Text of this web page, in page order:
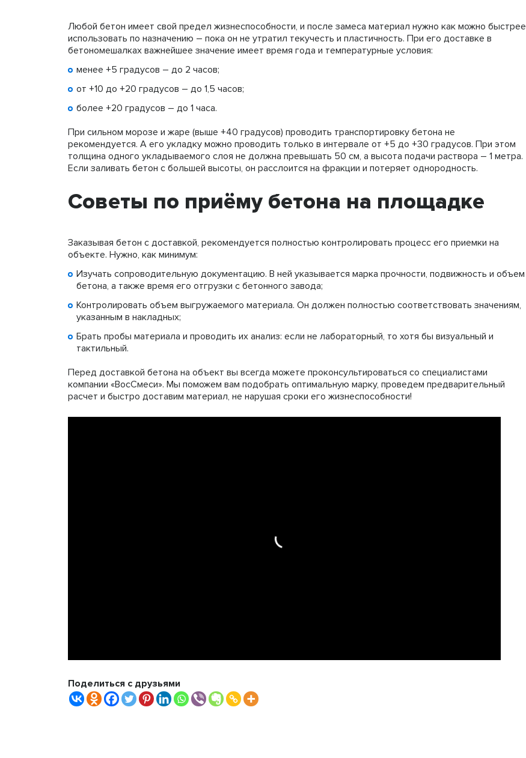
Любой бетон имеет свой предел жизнеспособности, и после замеса материал нужно как можно быстрее
использовать по назначению – пока он не утратил текучесть и пластичность. При его доставке в
бетономешалках важнейшее значение имеет время года и температурные условия:
менее +5 градусов – до 2 часов;
от +10 до +20 градусов – до 1,5 часов;
более +20 градусов – до 1 часа.
При сильном морозе и жаре (выше +40 градусов) проводить транспортировку бетона не
рекомендуется. А его укладку можно проводить только в интервале от +5 до +30 градусов. При этом
толщина одного укладываемого слоя не должна превышать 50 см, а высота подачи раствора – 1 метра.
Если заливать бетон с большей высоты, он расслоится на фракции и потеряет однородность.
Советы по приёму бетона на площадке
Заказывая бетон с доставкой, рекомендуется полностью контролировать процесс его приемки на
объекте. Нужно, как минимум:
Изучать сопроводительную документацию. В ней указывается марка прочности, подвижность и объем
бетона, а также время его отгрузки с бетонного завода;
Контролировать объем выгружаемого материала. Он должен полностью соответствовать значениям,
указанным в накладных;
Брать пробы материала и проводить их анализ: если не лабораторный, то хотя бы визуальный и
тактильный.
Перед доставкой бетона на объект вы всегда можете проконсультироваться со специалистами
компании «ВосСмеси». Мы поможем вам подобрать оптимальную марку, проведем предварительный
расчет и быстро доставим материал, не нарушая сроки его жизнеспособности!
Поделиться с друзьями